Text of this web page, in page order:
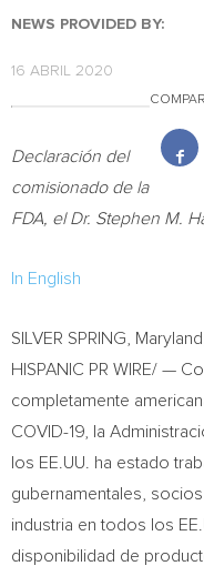
NEWS PROVIDED BY:
16 ABRIL 2020
Declaración del
comisionado de la
FDA, el Dr. Stephen M.
In English
SILVER SPRING, Maryland
HISPANIC PR WIRE/ —
completamente
COVID-19, la
los EE.UU. ha estado
gubernamentales,
industria en todos los
disponibilidad de